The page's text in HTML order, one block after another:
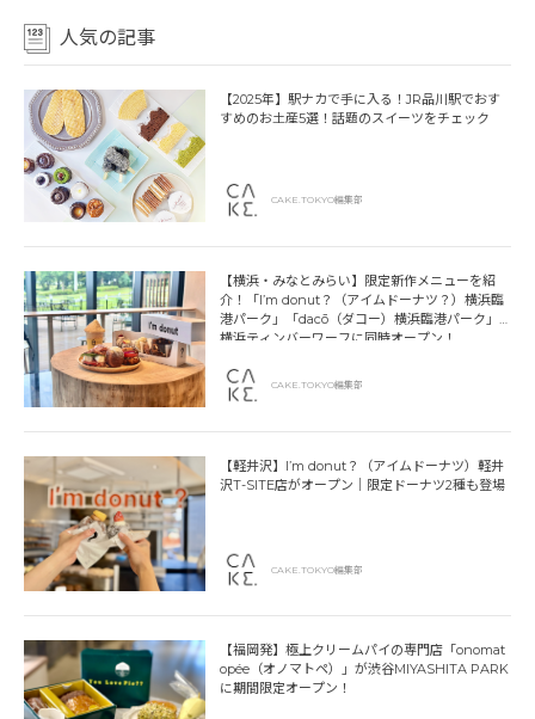
人気の記事
【2025年】駅ナカで手に入る！JR品川駅でおす
すめのお土産5選！話題のスイーツをチェック
CAKE.TOKYO編集部
【横浜・みなとみらい】限定新作メニューを紹
介！「I’m donut？（アイムドーナツ？）横浜臨
港パーク」「dacō（ダコー）横浜臨港パーク」
横浜ティンバーワーフに同時オープン！
CAKE.TOKYO編集部
【軽井沢】I’m donut？（アイムドーナツ）軽井
沢T-SITE店がオープン｜限定ドーナツ2種も登場
CAKE.TOKYO編集部
【福岡発】極上クリームパイの専門店「onomat
opée（オノマトペ）」が渋谷MIYASHITA PARK
に期間限定オープン！